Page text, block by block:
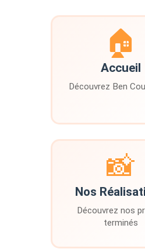
🏠
Accueil
Découvrez Ben
📸
Nos
Découvrez nos
terminés